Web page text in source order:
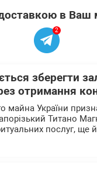
доставкою в
2
зберегти
отримання
України
Титано
послуг, ще